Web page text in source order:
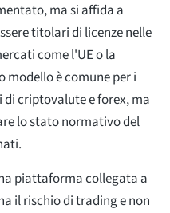
ma si affida a
titolari di licenze nelle
come l'UE o la
modello è comune per i
criptovalute e forex, ma
lo stato normativo del
piattaforma collegata a
il rischio di trading e non